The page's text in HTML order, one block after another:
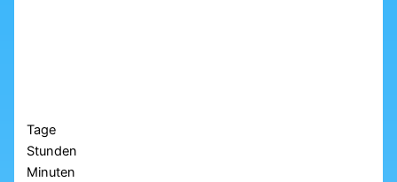
Tage
Stunden
Minuten